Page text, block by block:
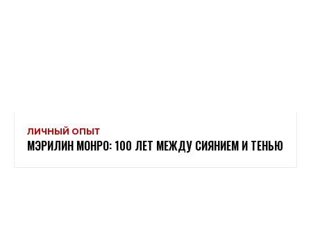
ЛИЧНЫЙ ОПЫТ
МЭРИЛИН МОНРО: 100 ЛЕТ МЕЖДУ СИЯНИЕМ И ТЕНЬЮ